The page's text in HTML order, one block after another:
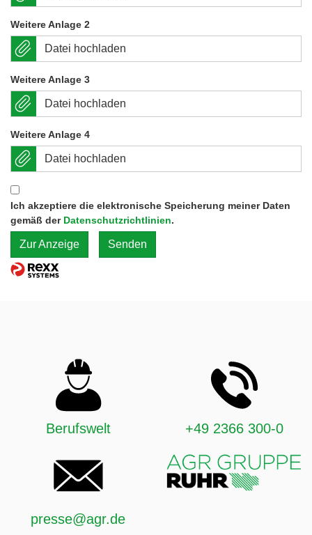
Weitere Anlage 2
Datei hochladen
Weitere Anlage 3
Datei hochladen
Weitere Anlage 4
Datei hochladen
Ich akzeptiere die elektronische Speicherung meiner Daten
gemäß der Datenschutzrichtlinien.
Zur Anzeige Senden
Berufswelt +49 2366 300-0
presse@agr.de